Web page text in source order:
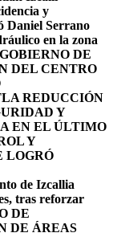
y
Daniel Serrano
en la zona
DE
DEL CENTRO
REDUCCIÓN
Y
EN EL ÚLTIMO
Y
LOGRÓ
de Izcallia
tras reforzar
DE
DE ÁREAS